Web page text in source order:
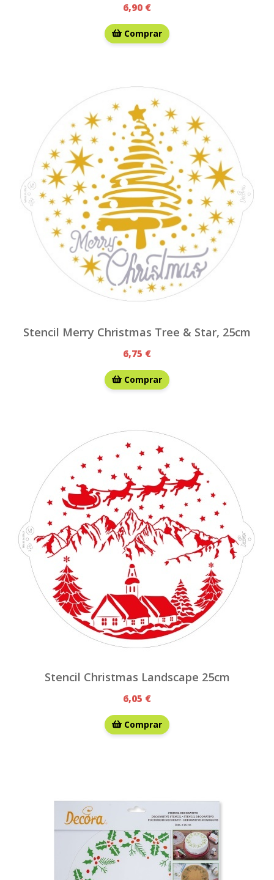
6,90 €
Comprar
Stencil Merry Christmas Tree & Star, 25cm
6,75 €
Comprar
Stencil Christmas Landscape 25cm
6,05 €
Comprar